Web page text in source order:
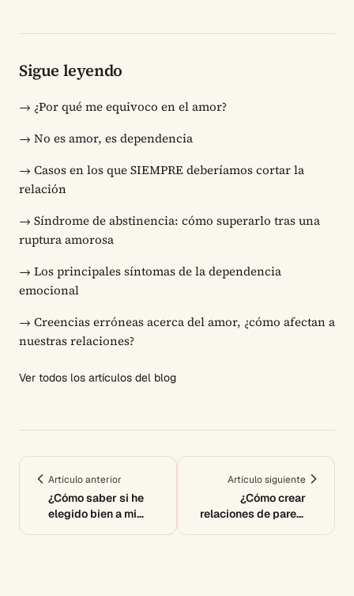
Sigue leyendo
→ ¿Por qué me equivoco en el amor?
→ No es amor, es dependencia
→ Casos en los que SIEMPRE deberíamos cortar la
relación
→ Síndrome de abstinencia: cómo superarlo tras una
ruptura amorosa
→ Los principales síntomas de la dependencia
emocional
→ Creencias erróneas acerca del amor, ¿cómo afectan a
nuestras relaciones?
Ver todos los artículos del blog
Artículo anterior
¿Cómo saber si he
elegido bien a mi
Artículo siguiente
¿Cómo crear
relaciones de pareja